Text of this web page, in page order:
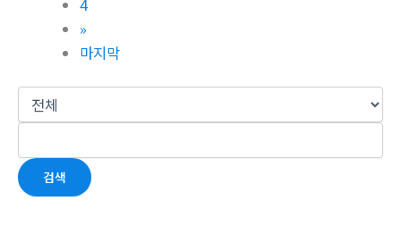
4
»
마지막
검색